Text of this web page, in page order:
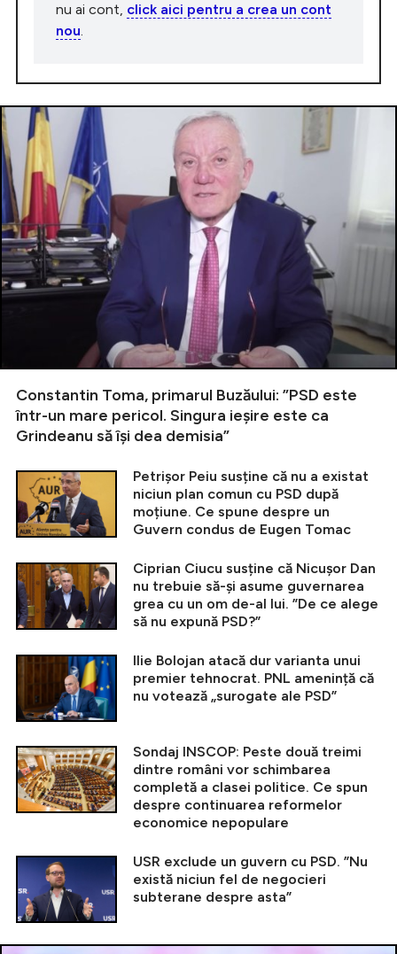
nu ai cont, click aici pentru a crea un cont
nou
Constantin Toma, primarul Buzăului: ”PSD este
într-un mare pericol. Singura ieșire este ca
Grindeanu să își dea demisia”
Petrișor Peiu susține că nu a existat
niciun plan comun cu PSD după
moțiune. Ce spune despre un
Guvern condus de Eugen Tomac
Ciprian Ciucu susține că Nicușor Dan
nu trebuie să-și asume guvernarea
grea cu un om de-al lui. ”De ce alege
să nu expună PSD?”
Ilie Bolojan atacă dur varianta unui
premier tehnocrat. PNL amenință că
nu votează „surogate ale PSD”
Sondaj INSCOP: Peste două treimi
dintre români vor schimbarea
completă a clasei politice. Ce spun
despre continuarea reformelor
economice nepopulare
USR exclude un guvern cu PSD. ”Nu
există niciun fel de negocieri
subterane despre asta”